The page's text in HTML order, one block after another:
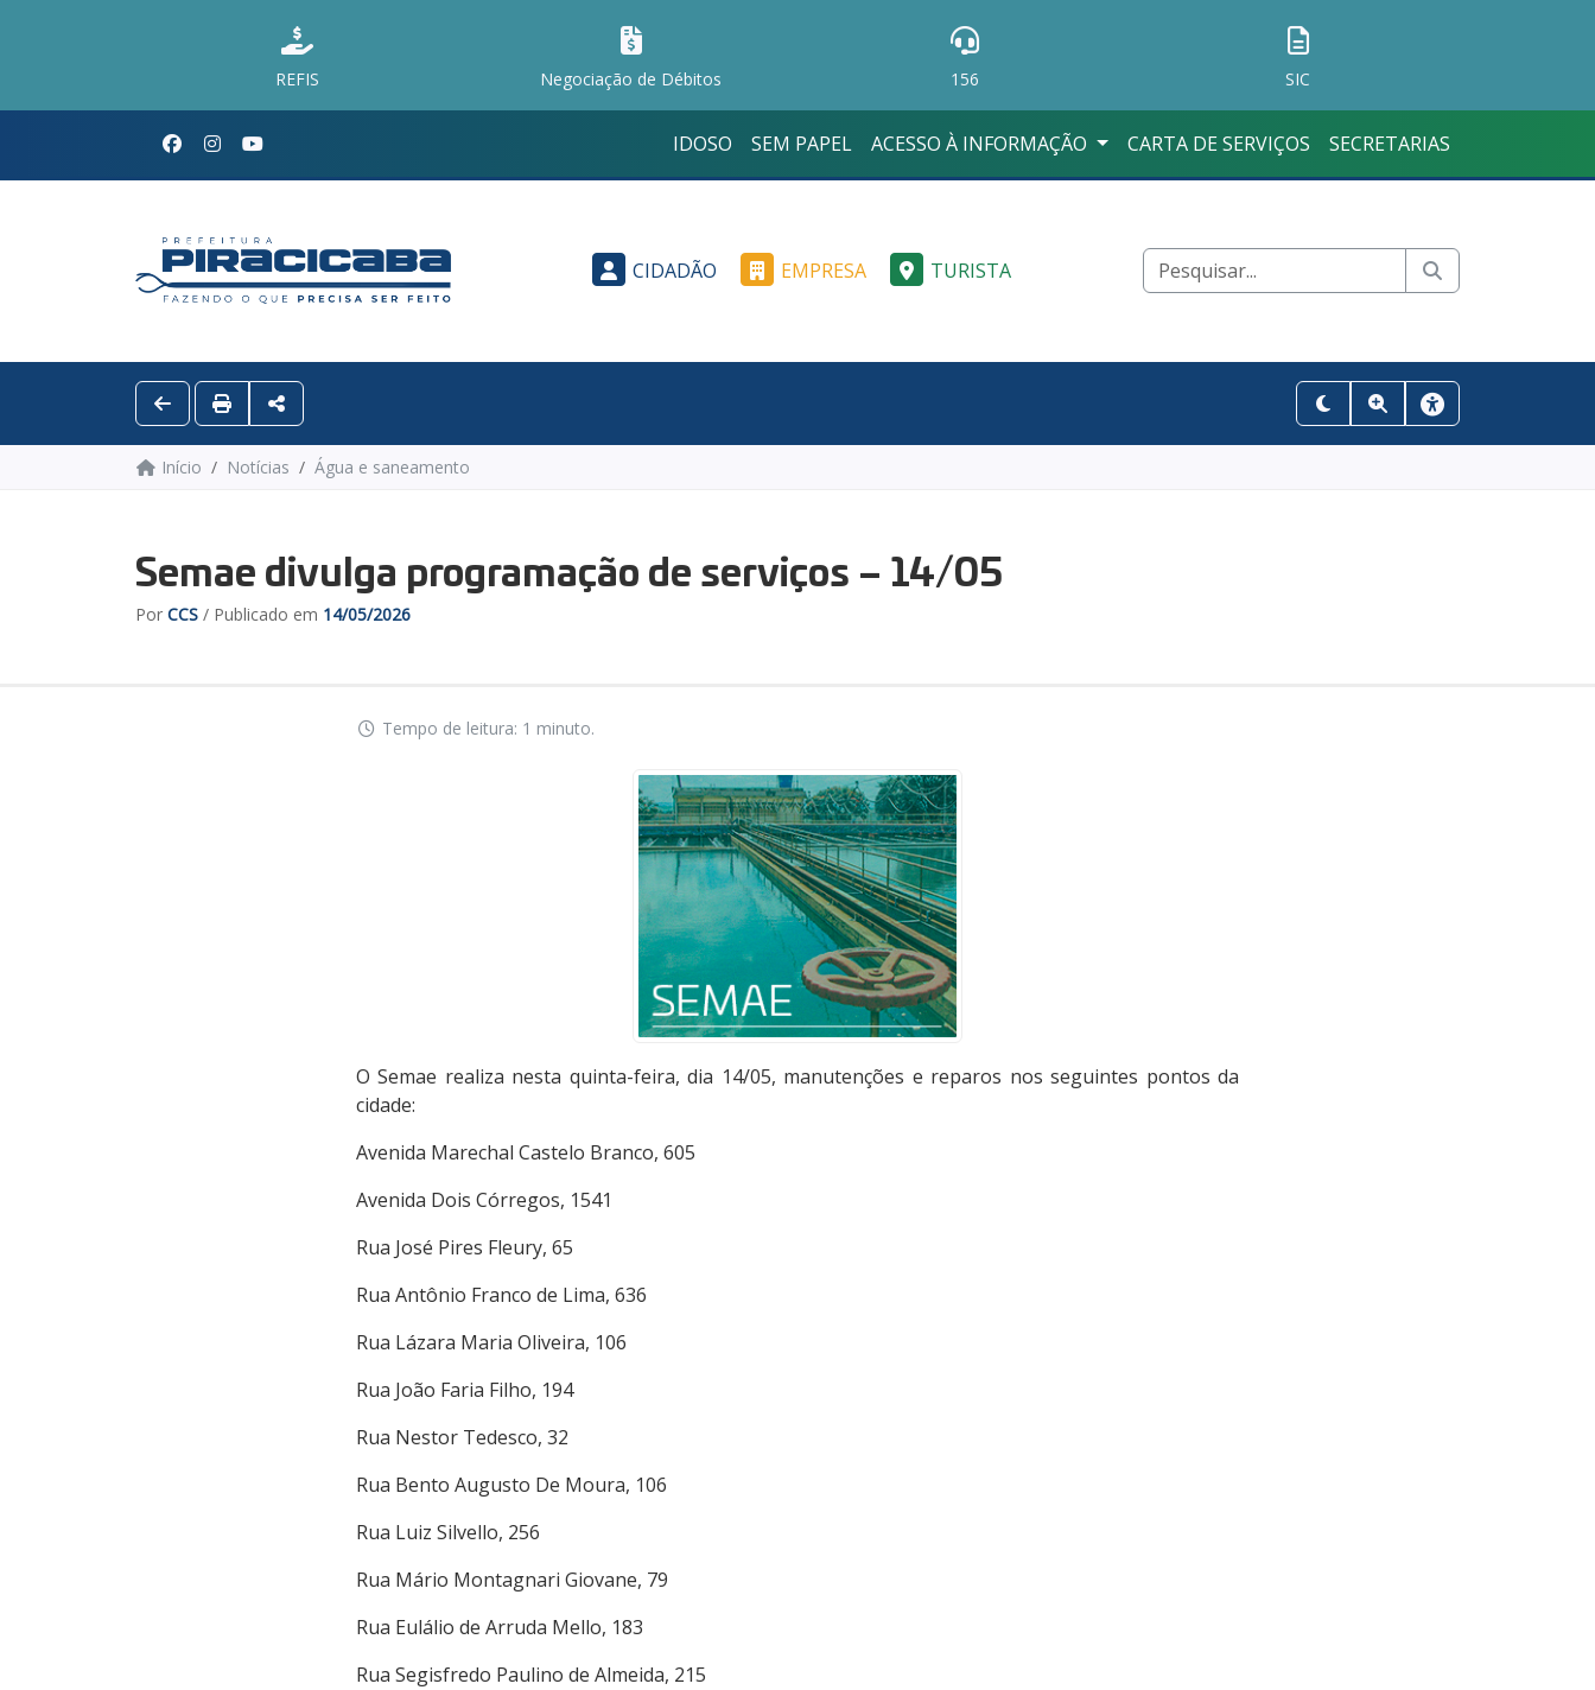
REFIS Negociação de Débitos 156 SIC
IDOSO SEM PAPEL ACESSO À INFORMAÇÃO CARTA DE SERVIÇOS SECRETARIAS
CIDADÃO EMPRESA TURISTA
Início Notícias Água e saneamento
Semae divulga programação de serviços – 14/05
Por CCS / Publicado em 14/05/2026
Tempo de leitura: 1 minuto.
O Semae realiza nesta quinta-feira, dia 14/05, manutenções e reparos nos seguintes pontos da
cidade:
Avenida Marechal Castelo Branco, 605
Avenida Dois Córregos, 1541
Rua José Pires Fleury, 65
Rua Antônio Franco de Lima, 636
Rua Lázara Maria Oliveira, 106
Rua João Faria Filho, 194
Rua Nestor Tedesco, 32
Rua Bento Augusto De Moura, 106
Rua Luiz Silvello, 256
Rua Mário Montagnari Giovane, 79
Rua Eulálio de Arruda Mello, 183
Rua Segisfredo Paulino de Almeida, 215